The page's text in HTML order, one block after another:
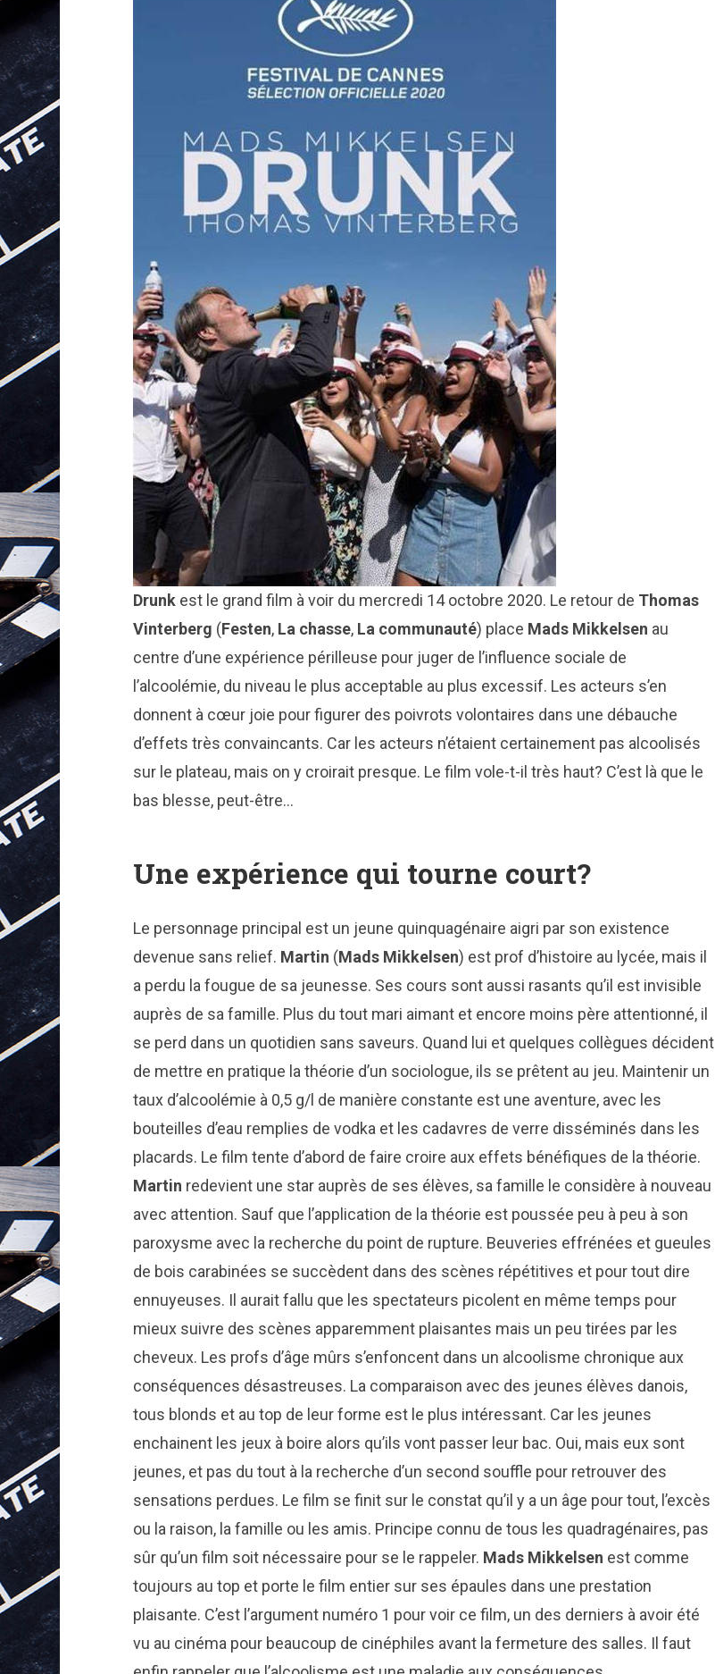
Drunk est le grand film à voir du mercredi 14 octobre 2020. Le retour de Thomas
Vinterberg (Festen, La chasse,La communauté) place Mads Mikkelsen au
centre d’une expérience périlleuse pour juger de l’influence sociale de
l’alcoolémie, du niveau le plus acceptable au plus excessif. Les acteurs s’en
donnent à cœur joie pour figurer des poivrots volontaires dans une débauche
d’effets très convaincants. Car les acteurs n’étaient certainement pas alcoolisés
sur le plateau, mais on y croirait presque. Le film vole-t-il très haut? C’est là que le
bas blesse, peut-être…
Une expérience qui tourne court?
Le personnage principal est un jeune quinquagénaire aigri par son existence
devenue sans relief. Martin (Mads Mikkelsen) est prof d’histoire au lycée, mais il
a perdu la fougue de sa jeunesse. Ses cours sont aussi rasants qu’il est invisible
auprès de sa famille. Plus du tout mari aimant et encore moins père attentionné, il
se perd dans un quotidien sans saveurs. Quand lui et quelques collègues décident
de mettre en pratique la théorie d’un sociologue, ils se prêtent au jeu. Maintenir un
taux d’alcoolémie à 0,5 g/l de manière constante est une aventure, avec les
bouteilles d’eau remplies de vodka et les cadavres de verre disséminés dans les
placards. Le film tente d’abord de faire croire aux effets bénéfiques de la théorie.
Martin redevient une star auprès de ses élèves, sa famille le considère à nouveau
avec attention. Sauf que l’application de la théorie est poussée peu à peu à son
paroxysme avec la recherche du point de rupture. Beuveries effrénées et gueules
de bois carabinées se succèdent dans des scènes répétitives et pour tout dire
ennuyeuses. Il aurait fallu que les spectateurs picolent en même temps pour
mieux suivre des scènes apparemment plaisantes mais un peu tirées par les
cheveux. Les profs d’âge mûrs s’enfoncent dans un alcoolisme chronique aux
conséquences désastreuses. La comparaison avec des jeunes élèves danois,
tous blonds et au top de leur forme est le plus intéressant. Car les jeunes
enchainent les jeux à boire alors qu’ils vont passer leur bac. Oui, mais eux sont
jeunes, et pas du tout à la recherche d’un second souffle pour retrouver des
sensations perdues. Le film se finit sur le constat qu’il y a un âge pour tout, l’excès
ou la raison, la famille ou les amis. Principe connu de tous les quadragénaires, pas
sûr qu’un film soit nécessaire pour se le rappeler. Mads Mikkelsen est comme
toujours au top et porte le film entier sur ses épaules dans une prestation
plaisante. C’est l’argument numéro 1 pour voir ce film, un des derniers à avoir été
vu au cinéma pour beaucoup de cinéphiles avant la fermeture des salles. Il faut